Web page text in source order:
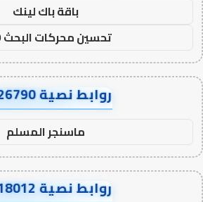
باقة باك لينك
تحسين محركات البحث SEO
روابط نصية AA26790
ماسنجر المسلم
روابط نصية AA18012